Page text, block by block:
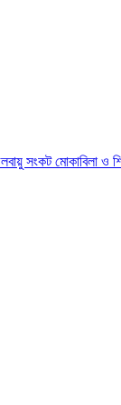
সংকট মোকাবিলা ও